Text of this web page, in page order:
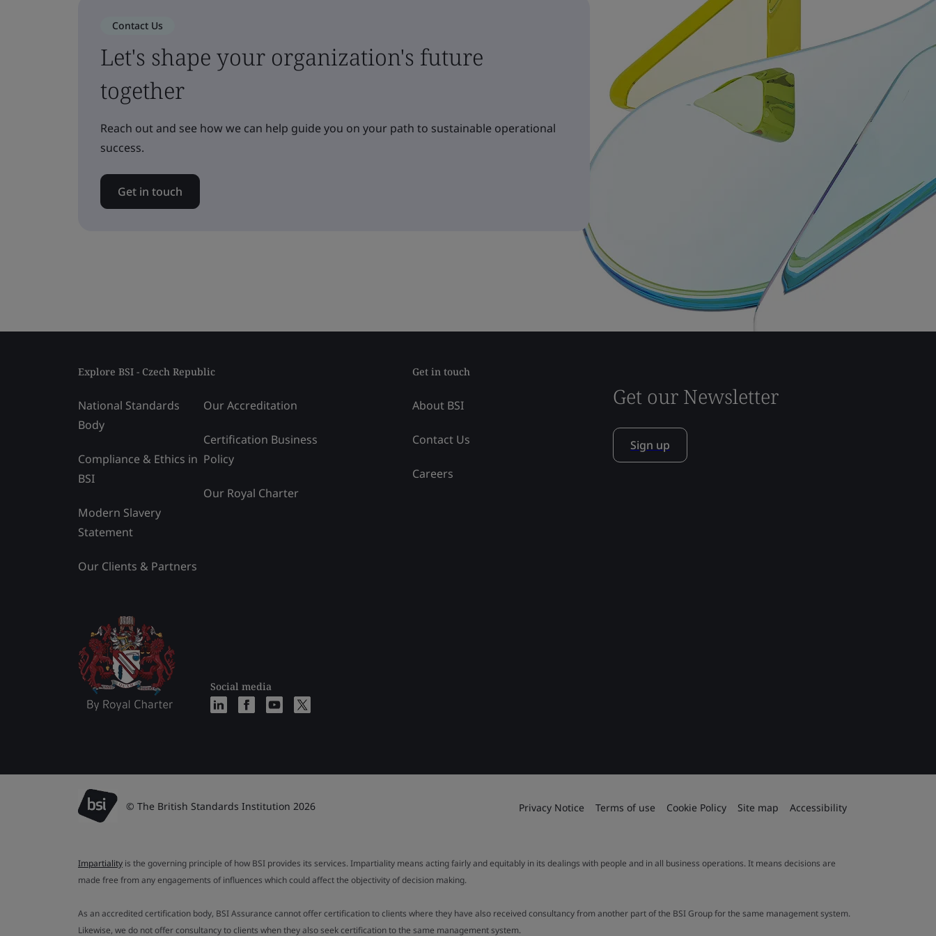
Contact Us
Let's shape your organization's future
together
Reach out and see how we can help guide you on your path to sustainable operational
success.
Get in touch
Explore BSI - Czech Republic
National Standards
Body
Compliance & Ethics in
BSI
Modern Slavery
Statement
Our Clients & Partners
Our Accreditation
Certification Business
Policy
Our Royal Charter
Social media
Get in touch
About BSI
Contact Us
Careers
Get our Newsletter
Sign up
© The British Standards Institution 2026 Privacy Notice Terms of use Cookie Policy Site map Accessibility
Impartiality is the governing principle of how BSI provides its services. Impartiality means acting fairly and equitably in its dealings with people and in all business operations. It means decisions are
made free from any engagements of influences which could affect the objectivity of decision making.
As an accredited certification body, BSI Assurance cannot offer certification to clients where they have also received consultancy from another part of the BSI Group for the same management system.
Likewise, we do not offer consultancy to clients when they also seek certification to the same management system.